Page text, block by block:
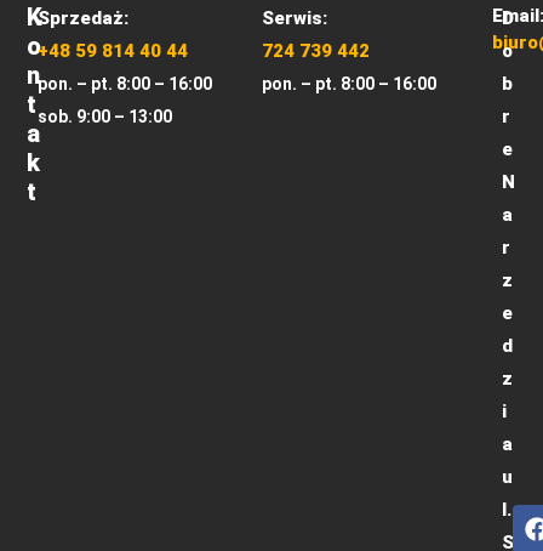
K
O
N
T
A
K
T
Sprzedaż:
+48 59 814 40 44
pon. – pt. 8:00 – 16:00
sob. 9:00 – 13:00
Serwis:
724 739 442
pon. – pt. 8:00 – 16:00
Email:
D
o
b
r
e
N
a
r
z
e
d
z
i
a
u
l.
S